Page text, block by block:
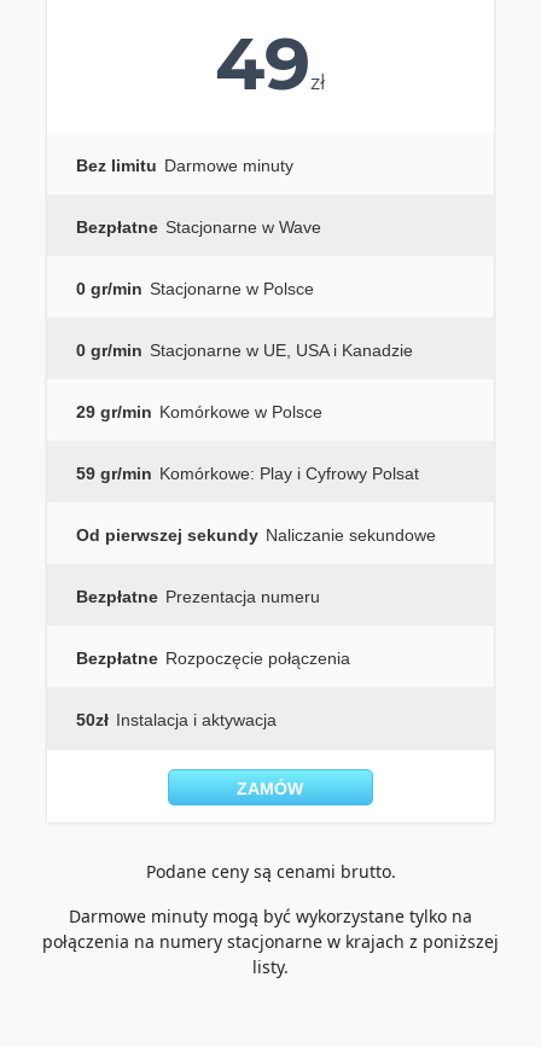
49zł
Bez limitu Darmowe minuty
Bezpłatne Stacjonarne w Wave
0 gr/min Stacjonarne w Polsce
0 gr/min Stacjonarne w UE, USA i Kanadzie
29 gr/min Komórkowe w Polsce
59 gr/min Komórkowe: Play i Cyfrowy Polsat
Od pierwszej sekundy Naliczanie sekundowe
Bezpłatne Prezentacja numeru
Bezpłatne Rozpoczęcie połączenia
50zł Instalacja i aktywacja
ZAMÓW
Podane ceny są cenami brutto.
Darmowe minuty mogą być wykorzystane tylko na
połączenia na numery stacjonarne w krajach z poniższej
listy.